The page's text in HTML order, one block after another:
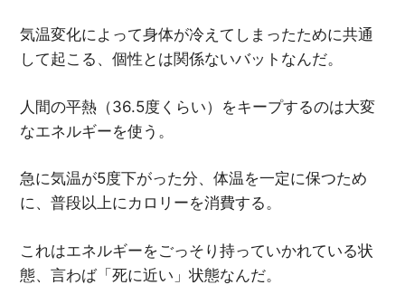
気温変化によって身体が冷えてしまったために共通
して起こる、個性とは関係ないバットなんだ。
人間の平熱（36.5度くらい）をキープするのは大変
なエネルギーを使う。
急に気温が5度下がった分、体温を一定に保つため
に、普段以上にカロリーを消費する。
これはエネルギーをごっそり持っていかれている状
態、言わば「死に近い」状態なんだ。